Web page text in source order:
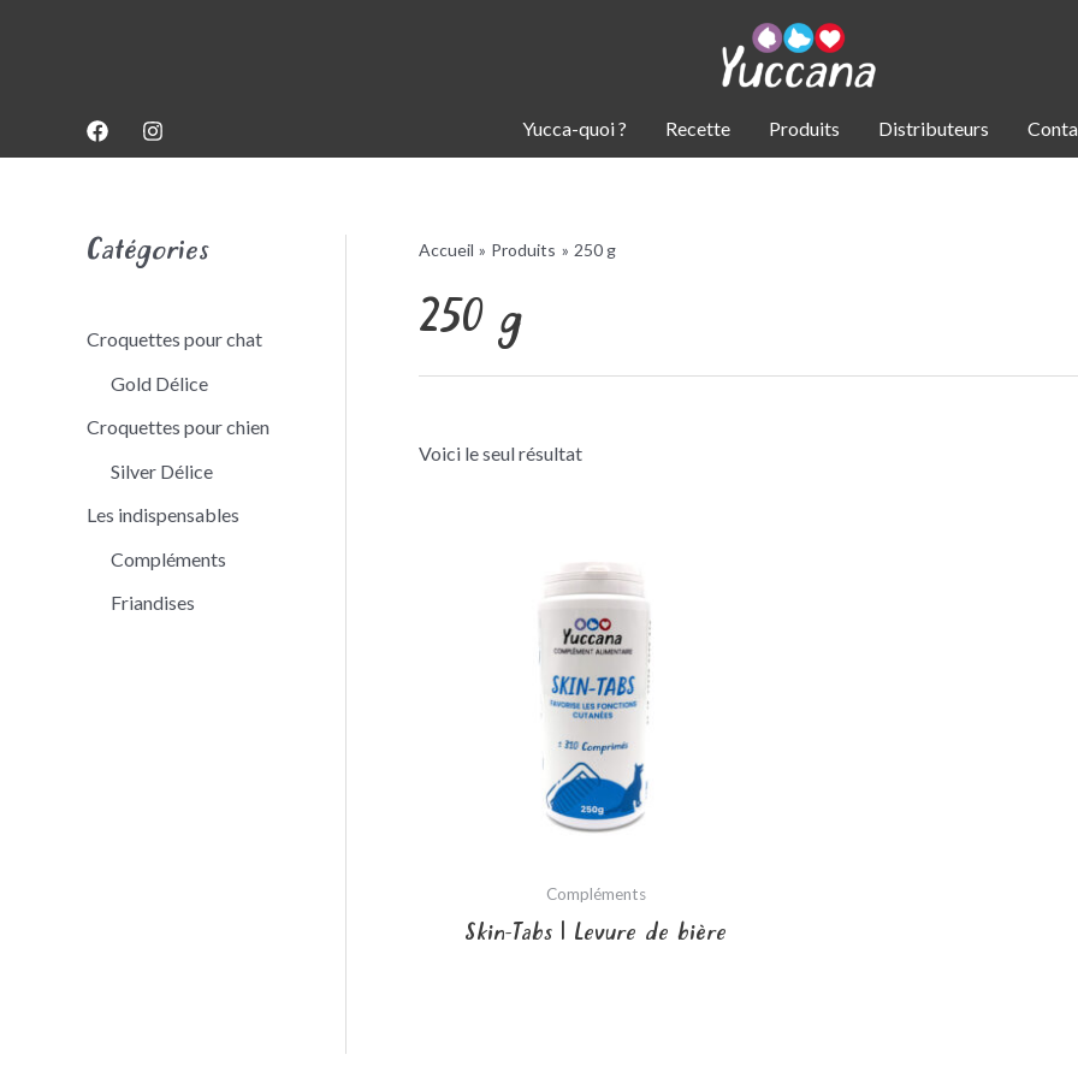
Yucca-quoi ?
Recette Produits Distributeurs
Catégories
Croquettes pour chat
Gold Délice
Croquettes pour chien
Silver Délice
Les indispensables
Compléments
Friandises
Accueil Produits 250 g
250 g
Voici le seul résultat
Compléments
Skin-Tabs | Levure de bière